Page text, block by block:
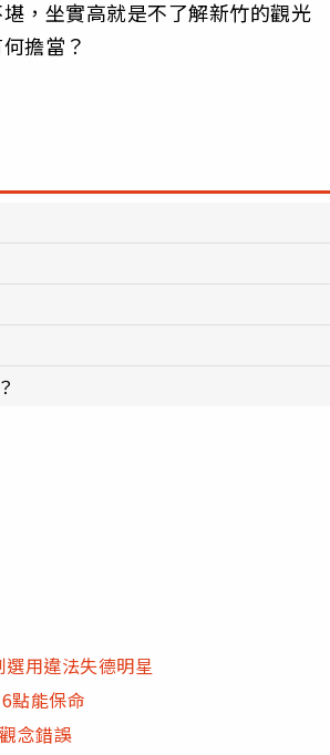
，坐實高就是不了解新竹的觀光
擔當？
用違法失德明星
點能保命
念錯誤